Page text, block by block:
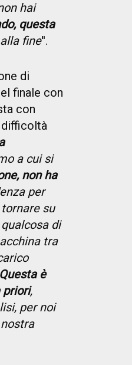
hai
questa
fine''.
di
finale con
con
difficoltà
a cui si
non ha
per
su
di
tra
Questa è
priori,
per noi